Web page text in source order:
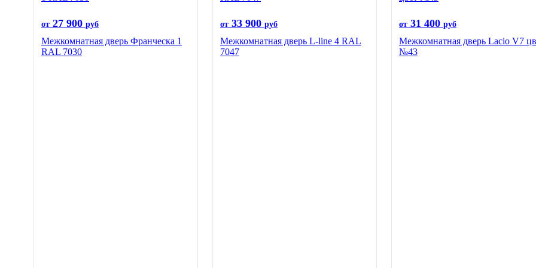
от 27 900 руб
Межкомнатная дверь Франческа 1
RAL 7030
от 33 900 руб
Межкомнатная дверь L-line 4 RAL
7047
от 31 400 руб
Межкомнатная дверь Lacio V7
№43